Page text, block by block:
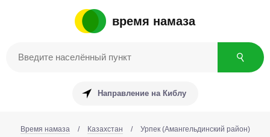
время намаза
Направление на Киблу
Время намаза / Казахстан / Урпек (Амангельдинский район)